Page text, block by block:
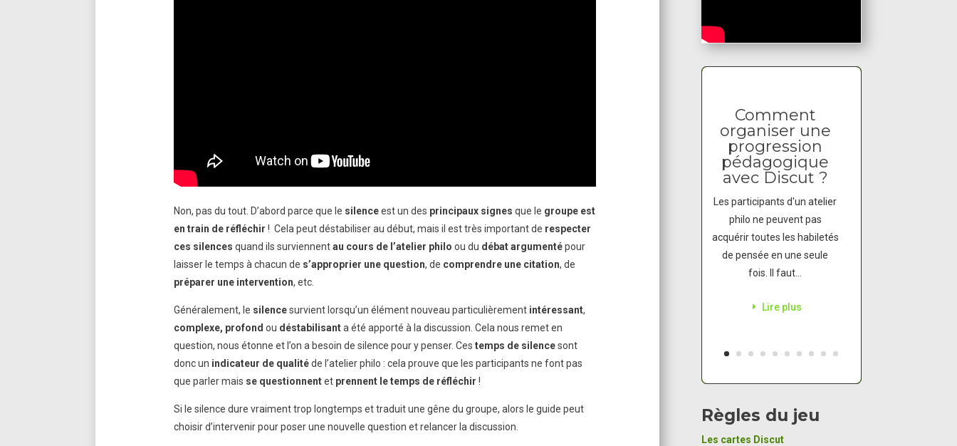
Non, pas du tout. D’abord parce que le silenceest un des principaux signes que le groupe est
en train de réfléchir ! Cela peut déstabiliser au début, mais il est très important de respecter
ces silences quand ils surviennentau cours de l’atelier philo ou du débat argumentépour
laisser le temps à chacun de s’approprier une question, de comprendre une citation, de
préparer une intervention, etc.
Généralement, le silencesurvient lorsqu’un élément nouveau particulièrement intéressant,
complexe, profond ou déstabilisanta été apporté à la discussion. Cela nous remet en
question, nous étonne et l’on a besoin de silence pour y penser. Ces temps de silencesont
donc un indicateur de qualitéde l’atelier philo : cela prouve que les participants ne font pas
que parler mais se questionnentet prennent le temps de réfléchir !
Si le silence dure vraiment trop longtemps et traduit une gêne du groupe, alors le guide peut
choisir d’intervenir pour poser une nouvelle question et relancer la discussion.
Comment
organiser une
progression
pédagogique
avec Discut ?
Les participants d'un atelier
philo ne peuvent pas
acquérir toutes les habiletés
de pensée en une seule
fois. Il faut...
Lire plus
Règles du jeu
Les cartes Discut